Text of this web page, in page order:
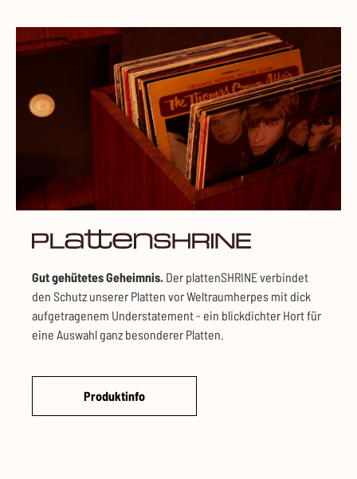
Gut gehütetes Geheimnis. Der plattenSHRINE verbindet
den Schutz unserer Platten vor Weltraumherpes mit dick
aufgetragenem Understatement - ein blickdichter Hort für
eine Auswahl ganz besonderer Platten.
Produktinfo